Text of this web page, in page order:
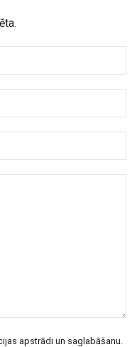
apstrādi un saglabāšanu.